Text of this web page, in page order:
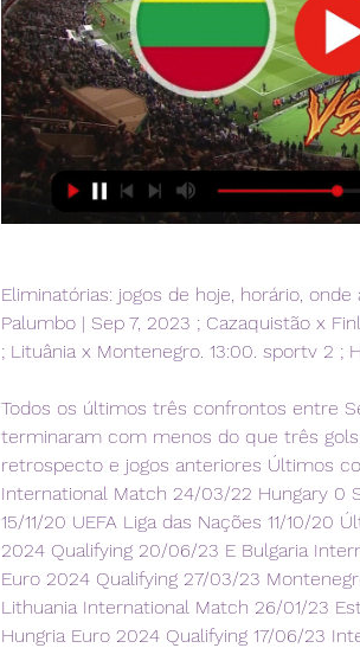
Eliminatórias: jogos de hoje, horário,
Palumbo | Sep 7, 2023 ; Cazaquistão x
; Lituânia x Montenegro. 13:00. sportv 2 ;
Todos os últimos três confrontos entre
terminaram com menos do que três
retrospecto e jogos anteriores Últimos
International Match 24/03/22 Hungary 0
15/11/20 UEFA Liga das Nações 11/10/20
2024 Qualifying 20/06/23 E Bulgaria
Euro 2024 Qualifying 27/03/23
Lithuania International Match 26/01/23
Hungria Euro 2024 Qualifying 17/06/23